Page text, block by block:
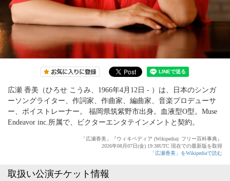
広瀬 香美（ひろせ こうみ、1966年4月12日 - ）は、日本のシンガ
ーソングライター、作詞家、作曲家、編曲家、音楽プロデューサ
ー、ボイストレーナー。 福岡県筑紫野市出身。血液型O型。Muse
Endeavor inc.所属で、ビクターエンタテインメントと契約。
「広瀬香美」『ウィキペディア (Wikipedia): フリー百科事典』
2026年08月07日(金) 19:38UTC 現在での最新版を取得
「広瀬香美」をWikipediaで読む
取扱い公演チケット情報